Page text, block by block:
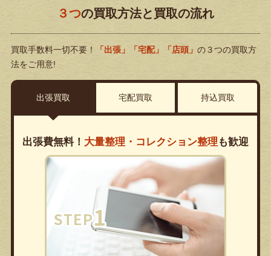
３つの買取方法と買取の流れ
買取手数料一切不要！ 「出張」「宅配」「店頭」 の３つの買取方
法をご用意!
出張買取 宅配買取 持込買取
出張費無料！ 大量整理・コレクション整理 も歓迎